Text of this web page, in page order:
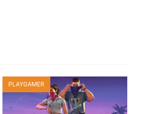
PLAYGAMER